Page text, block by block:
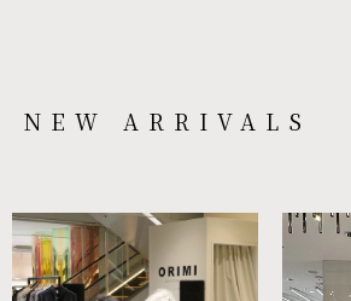
NEW ARRIVALS